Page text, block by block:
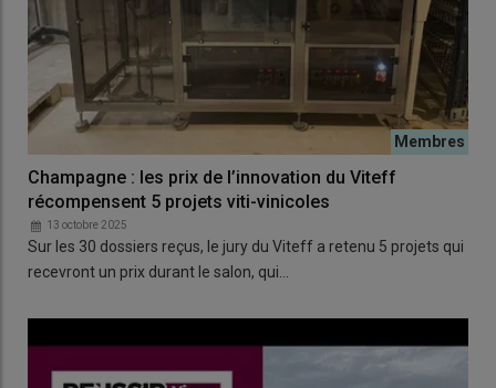
Champagne : les prix de l’innovation du Viteff
récompensent 5 projets viti-vinicoles
13 octobre 2025
Sur les 30 dossiers reçus, le jury du Viteff a retenu 5 projets qui
recevront un prix durant le salon, qui…